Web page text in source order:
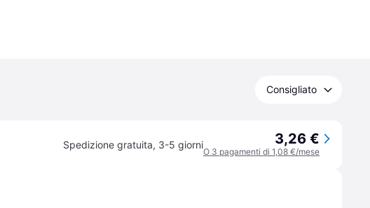
Consigliato
Spedizione gratuita, 3-5 giorni 3,26 €
O 3 pagamenti di 1,08 €/mese